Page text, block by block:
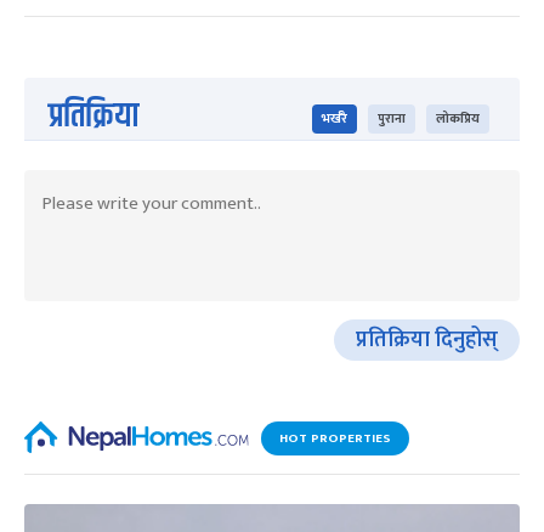
प्रतिक्रिया भर्खरै पुराना लोकप्रिय
प्रतिक्रिया दिनुहोस्
HOT PROPERTIES